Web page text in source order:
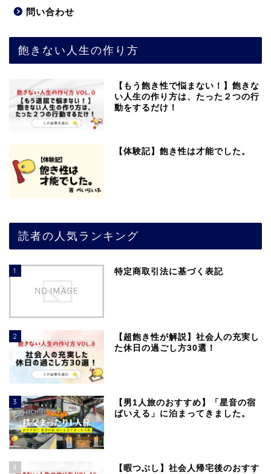
問い合わせ
飽きない人生の作り方
【もう飽き性で悩まない！】飽きな
い人生の作り方は、たった２つの行
動をするだけ！
【体験記】飽き性は才能でした。
読者の人気ランキング
1 特定商取引法に基づく表記
2
【超飽き性が解説】社会人の充実し
た休日の過ごし方30選！
3
【男1人旅のおすすめ】「星音の宿
ばいえる」に泊まってきました。
4
【暇つぶし】社会人帰宅後のおすす